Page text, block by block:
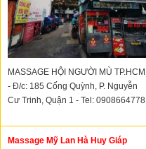
MASSAGE HỘI NGƯỜI MÙ TP.HCM
- Đ/c: 185 Cống Quỳnh, P. Nguyễn
Cư Trinh, Quận 1 - Tel: 0908664778
Massage Mỹ Lan Hà Huy Giáp